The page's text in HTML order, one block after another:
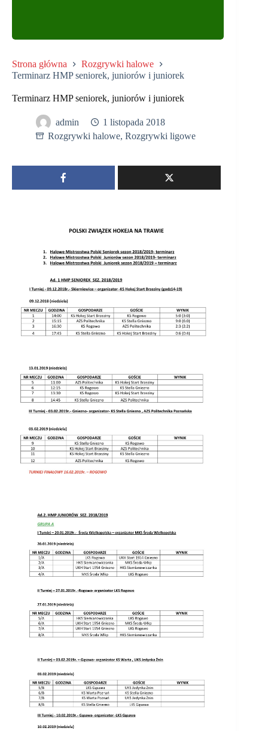
Strona główna
Rozgrywki halowe
Terminarz HMP seniorek, juniorów i juniorek
Terminarz HMP seniorek, juniorów i juniorek
admin
1 listopada 2018
Rozgrywki halowe, Rozgrywki ligowe